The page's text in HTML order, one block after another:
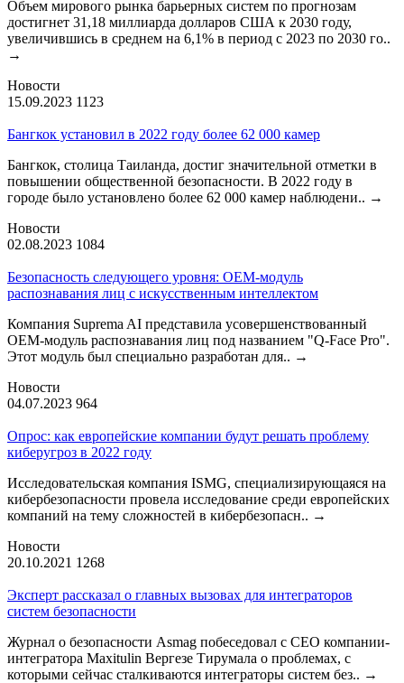
Объем мирового рынка барьерных систем по прогнозам
достигнет 31,18 миллиарда долларов США к 2030 году,
увеличившись в среднем на 6,1% в период с 2023 по 2030 го..
→
Новости
15.09.2023 1123
Бангкок установил в 2022 году более 62 000 камер
Бангкок, столица Таиланда, достиг значительной отметки в
повышении общественной безопасности. В 2022 году в
городе было установлено более 62 000 камер наблюдени.. →
Новости
02.08.2023 1084
Безопасность следующего уровня: OEM-модуль
распознавания лиц с искусственным интеллектом
Компания Suprema AI представила усовершенствованный
OEM-модуль распознавания лиц под названием "Q-Face Pro".
Этот модуль был специально разработан для.. →
Новости
04.07.2023 964
Опрос: как европейские компании будут решать проблему
киберугроз в 2022 году
Исследовательская компания ISMG, специализирующаяся на
кибербезопасности провела исследование среди европейских
компаний на тему сложностей в кибербезопасн.. →
Новости
20.10.2021 1268
Эксперт рассказал о главных вызовах для интеграторов
систем безопасности
Журнал о безопасности Asmag побеседовал с CEO компании-
интегратора Maxitulin Вергезе Тирумала о проблемах, с
которыми сейчас сталкиваются интеграторы систем без.. →